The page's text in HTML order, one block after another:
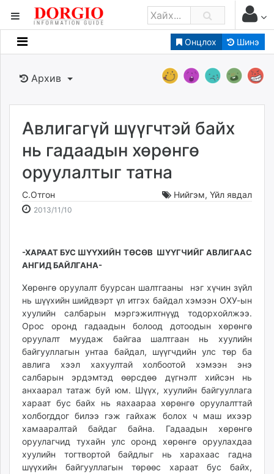
Онцлох Шинэ
Мэдээллийн
Банк санхүү
Бизнес ААН
Төрийн
dorgio.mn
Gogo.mn
caak.mn
Baabar.mn
tovch.mn
ikon.mn
mnb.mn
Livetv.mn
Eguur.mn
24tsag.mn
shuud.mn
eagle.mn
ergelt.mn
zarig.mn
today.mn
mminfo.mn
ugluu.mn
Архив
Авлигагүй шүүгчтэй байх
нь гадаадын хөрөнгө
оруулалтыг татна
С.Отгон Нийгэм, Үйл явдал
2013/11/10
16:26:39
23:57:16
-ХАРААТ БУС ШҮҮХИЙН ТӨСӨВ ШҮҮГЧИЙГ АВЛИГААС
АНГИД БАЙЛГАНА-
Хөрөнгө оруулалт буурсан шалтгааны нэг хүчин зүйл
нь шүүхийн шийдвэрт үл итгэх байдал хэмээн ОХУ-ын
хуулийн салбарын мэргэжилтнүүд тодорхойлжээ.
Орос оронд гадаадын болоод дотоодын хөрөнгө
оруулалт муудаж байгаа шалтгаан нь хуулийн
байгууллагын унтаа байдал, шүүгчдийн улс төр ба
авлига хээл хахуултай холбоотой хэмээн энэ
салбарын эрдэмтэд өөрсдөө дүгнэлт хийсэн нь
анхаарал татаж буй юм. Шүүх, хуулийн бай­гууллага
хараат бус байх нь яахаараа хөрөнгө оруулалттай
холбогддог билээ гэж гайхаж болох ч маш ихээр
хамааралтай байдаг байна. Гадаадын хөрөнгө
оруулагчид тухайн улс оронд хөрөнгө оруулахдаа
хуулийн тогтвортой байдлыг нь харахаас гадна
шүүхийн байгууллагын төрөөс хараат бус байх,